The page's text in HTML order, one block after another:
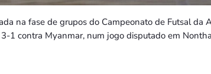
na fase de grupos do Campeonato de Futsal da
1 contra Myanmar, num jogo disputado em